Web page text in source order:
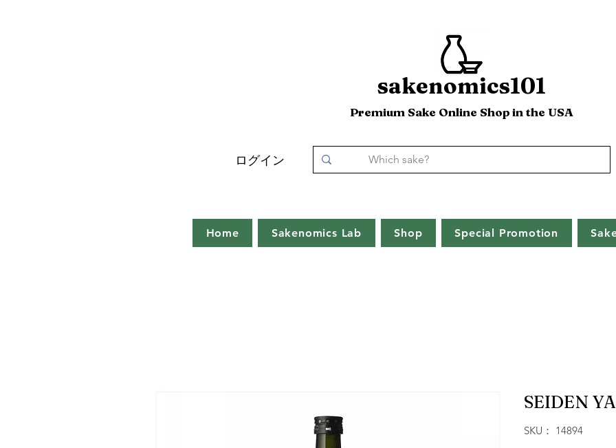
sakenomics101
Premium Sake Online Shop in the USA
ログイン
Home Sakenomics Lab Shop Special Promotion
SEIDEN
SKU： 14894